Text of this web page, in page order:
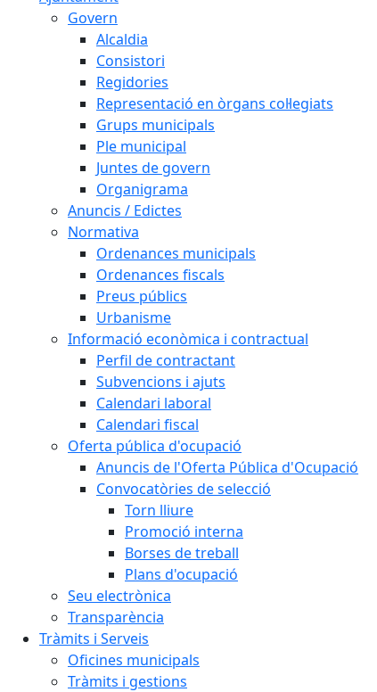
Govern
Alcaldia
Consistori
Regidories
Representació en òrgans col·legiats
Grups municipals
Ple municipal
Juntes de govern
Organigrama
Anuncis / Edictes
Normativa
Ordenances municipals
Ordenances fiscals
Preus públics
Urbanisme
Informació econòmica i contractual
Perfil de contractant
Subvencions i ajuts
Calendari laboral
Calendari fiscal
Oferta pública d'ocupació
Anuncis de l'Oferta Pública d'Ocupació
Convocatòries de selecció
Torn lliure
Promoció interna
Borses de treball
Plans d'ocupació
Seu electrònica
Transparència
Tràmits i Serveis
Oficines municipals
Tràmits i gestions